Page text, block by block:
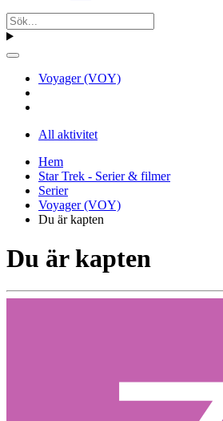
Voyager (VOY)
All aktivitet
Hem
Star Trek - Serier & filmer
Serier
Voyager (VOY)
Du är kapten
Du är kapten